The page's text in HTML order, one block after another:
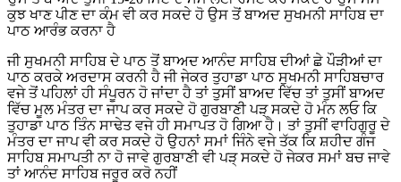
ਕੁਝ ਖਾਣ ਪੀਣ ਦਾ ਕੰਮ ਵੀ ਕਰ ਸਕਦੇ ਹੋ ਉਸ ਤੋਂ ਬਾਅਦ ਸੁਖਮਨੀ ਸਾਹਿਬ ਦਾ
ਪਾਠ ਆਰੰਭ ਕਰਨਾ ਹੈ
ਜੀ ਸੁਖਮਨੀ ਸਾਹਿਬ ਦੇ ਪਾਠ ਤੋਂ ਬਾਅਦ ਆਨੰਦ ਸਾਹਿਬ ਦੀਆਂ ਛੇ ਪੌੜੀਆਂ ਦਾ
ਪਾਠ ਕਰਕੇ ਅਰਦਾਸ ਕਰਨੀ ਹੈ ਜੀ ਜੇਕਰ ਤੁਹਾਡਾ ਪਾਠ ਸੁਖਮਨੀ ਸਾਹਿਬਚਾਰ
ਵਜੇ ਤੋਂ ਪਹਿਲਾਂ ਹੀ ਸੰਪੂਰਨ ਹੋ ਜਾਂਦਾ ਹੈ ਤਾਂ ਤੁਸੀਂ ਬਾਅਦ ਵਿੱਚ ਤਾਂ ਤੁਸੀਂ ਬਾਅਦ
ਵਿੱਚ ਮੂਲ ਮੰਤਰ ਦਾ ਜਾਪ ਕਰ ਸਕਦੇ ਹੋ ਗੁਰਬਾਣੀ ਪੜ੍ ਸਕਦੇ ਹੋ ਮੰਨ ਲਓ ਕਿ
ਤੁਹਾਡਾ ਪਾਠ ਤਿੰਨ ਸਾਢੇਤ ਵਜੇ ਹੀ ਸਮਾਪਤ ਹੋ ਗਿਆ ਹੈ। ਤਾਂ ਤੁਸੀਂ ਵਾਹਿਗੁਰੂ ਦੇ
ਮੰਤਰ ਦਾ ਜਾਪ ਵੀ ਕਰ ਸਕਦੇ ਹੋ ਉਹਨਾਂ ਸਮਾਂ ਜਿੰਨੇ ਵਜੇ ਤੱਕ ਕਿ ਸ਼ਹੀਦ ਗੰਜ
ਸਾਹਿਬ ਸਮਾਪਤੀ ਨਾ ਹੋ ਜਾਵੇ ਗੁਰਬਾਣੀ ਵੀ ਪੜ੍ ਸਕਦੇ ਹੋ ਜੇਕਰ ਸਮਾਂ ਬਚ ਜਾਵੇ
ਤਾਂ ਆਨੰਦ ਸਾਹਿਬ ਜਰੂਰ ਕਰੋ ਨਹੀਂ